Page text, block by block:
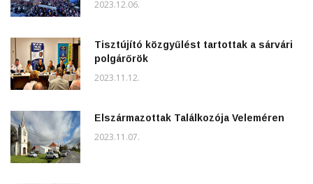
2023.12.06.
Tisztújító közgyűlést tartottak a sárvári
polgárőrök
2023.11.12.
Elszármazottak Találkozója Veleméren
2023.11.07.